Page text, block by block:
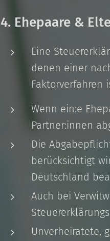
4. Ehepaare &
Eine
denen einer
Faktorverfahren
Wenn ein:e
Partner:innen
Die
berücksichtigt
Deutschland
Auch bei
Unverheiratete,